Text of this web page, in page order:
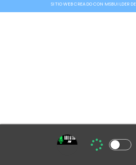
SITIO WEB CREADO CON MSBUILDER